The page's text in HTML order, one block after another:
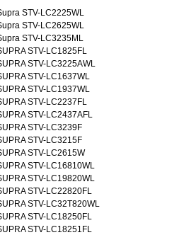
STV-LC2225WL
STV-LC2625WL
STV-LC3235ML
STV-LC1825FL
STV-LC3225AWL
STV-LC1637WL
STV-LC1937WL
STV-LC2237FL
STV-LC2437AFL
STV-LC3239F
STV-LC3215F
STV-LC2615W
STV-LC16810WL
STV-LC19820WL
STV-LC22820FL
STV-LC32T820WL
STV-LC18250FL
STV-LC18251FL